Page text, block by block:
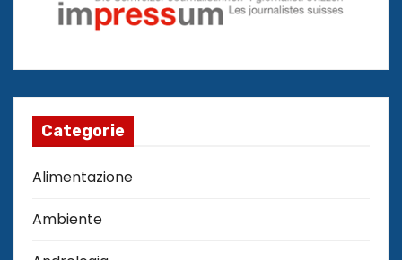
Categorie
Alimentazione
Ambiente